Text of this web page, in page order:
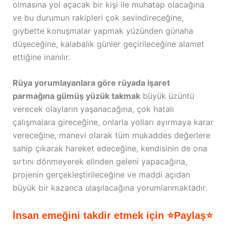
olmasına yol açacak bir kişi ile muhatap olacağına
ve bu durumun rakipleri çok sevindireceğine,
gıybette konuşmalar yapmak yüzünden günaha
düşeceğine, kalabalık günler geçirileceğine alamet
ettiğine inanılır.
Rüya yorumlayanlara göre rüyada işaret
parmağına gümüş yüzük takmakbüyük üzüntü
verecek olayların yaşanacağına, çok hatalı
çalışmalara gireceğine, onlarla yolları ayırmaya karar
vereceğine, manevi olarak tüm mukaddes değerlere
sahip çıkarak hareket edeceğine, kendisinin de ona
sırtını dönmeyerek elinden geleni yapacağına,
projenin gerçekleştirileceğine ve maddi açıdan
büyük bir kazanca ulaşılacağına yorumlanmaktadır.
İnsan emeğini takdir etmek için ⭐Paylaş⭐